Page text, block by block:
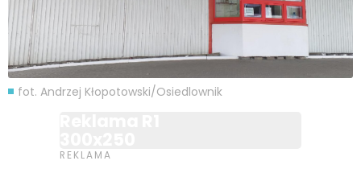
fot. Andrzej Kłopotowski/Osiedlownik